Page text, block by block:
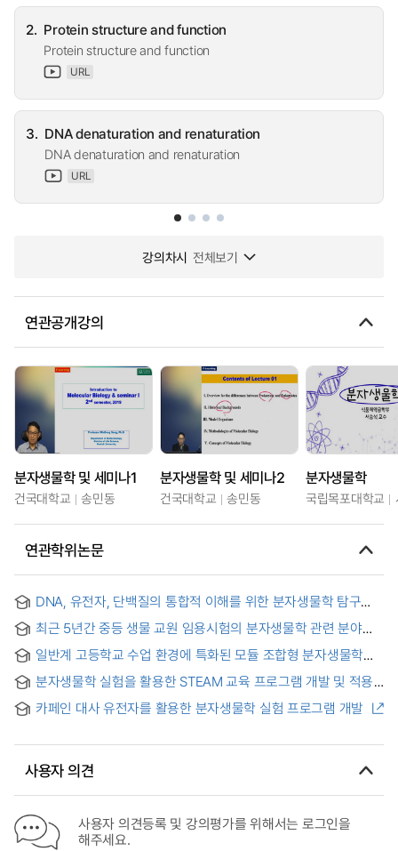
2. Protein structure and function
Protein structure and function
URL
3. DNA denaturation and renaturation
DNA denaturation and renaturation
URL
강의차시 전체보기
연관공개강의
분자생물학 및 세미나1
건국대학교 송민동
분자생물학 및 세미나2
건국대학교 송민동
분자생물학
국립목포대학교
연관학위논문
DNA, 유전자, 단백질의 통합적 이해를 위한 분자생물학 탐구
Development and Application of the Laboratory-Oriented
Molecular Biology Inquiry Program for Coherent
Understanding of DNA, Gene, and Protein : Focusing on
ALDH2 Polymorphism
최근 5년간 중등 생물 교원 임용시험의 분자생물학 관련 분야의
일반계 고등학교 수업 환경에 특화된 모듈 조합형 분자생물학
Application of Module-combined Molecular Biology Inquiry
Experiment Program specialized in General High School
Classroom Environments
분자생물학 실험을 활용한 STEAM 교육 프로그램 개발 및 적용
카페인 대사 유전자를 활용한 분자생물학 실험 프로그램 개발
사용자 의견
사용자 의견등록 및 강의평가를 위해서는 로그인을
해주세요.